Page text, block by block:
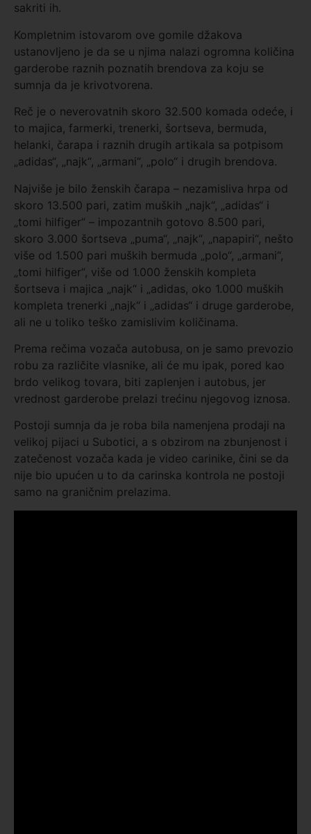
sakriti ih.
Kompletnim istovarom ove gomile džakova
ustanovljeno je da se u njima nalazi ogromna količina
garderobe raznih poznatih brendova za koju se
sumnja da je krivotvorena.
Reč je o neverovatnih skoro 32.500 komada odeće, i
to majica, farmerki, trenerki, šortseva, bermuda,
helanki, čarapa i raznih drugih artikala sa potpisom
„adidas“, „najk“, „armani“, „polo“ i drugih brendova.
Najviše je bilo ženskih čarapa – nezamisliva hrpa od
skoro 13.500 pari, zatim muških „najk“, „adidas“ i
„tomi hilfiger“ – impozantnih gotovo 8.500 pari,
skoro 3.000 šortseva „puma“, „najk“, „napapiri“, nešto
više od 1.500 pari muških bermuda „polo“, „armani“,
„tomi hilfiger“, više od 1.000 ženskih kompleta
šortseva i majica „najk“ i „adidas, oko 1.000 muških
kompleta trenerki „najk“ i „adidas“ i druge garderobe,
ali ne u toliko teško zamislivim količinama.
Prema rečima vozača autobusa, on je samo prevozio
robu za različite vlasnike, ali će mu ipak, pored kao
brdo velikog tovara, biti zaplenjen i autobus, jer
vrednost garderobe prelazi trećinu njegovog iznosa.
Postoji sumnja da je roba bila namenjena prodaji na
velikoj pijaci u Subotici, a s obzirom na zbunjenost i
zatečenost vozača kada je video carinike, čini se da
nije bio upućen u to da carinska kontrola ne postoji
samo na graničnim prelazima.